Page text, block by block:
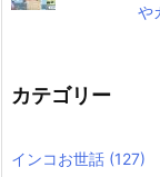
や
カテゴリー
インコお世話 (127)